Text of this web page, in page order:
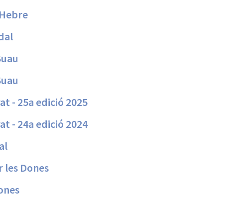
- 25a edició 2025
- 24a edició 2024
les Dones